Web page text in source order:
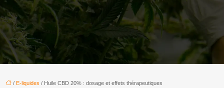
/ E-liquides / Huile CBD 20% : dosage et effets thérapeutiques